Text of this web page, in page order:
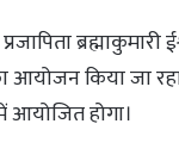
ब्रह्माकुमारी
का आयोजन किया जा
आयोजित होगा।